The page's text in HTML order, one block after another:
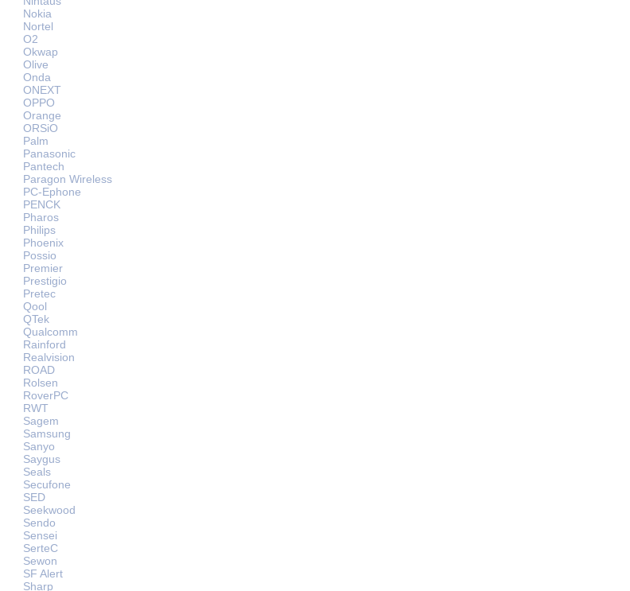
Nokia
Nortel
O2
Okwap
Olive
Onda
ONEXT
OPPO
Orange
ORSiO
Palm
Panasonic
Pantech
Paragon Wireless
PC-Ephone
PENCK
Pharos
Philips
Phoenix
Possio
Premier
Prestigio
Pretec
Qool
QTek
Qualcomm
Rainford
Realvision
ROAD
Rolsen
RoverPC
RWT
Sagem
Samsung
Sanyo
Saygus
Seals
Secufone
SED
Seekwood
Sendo
Sensei
SerteC
Sewon
SF Alert
Sharp